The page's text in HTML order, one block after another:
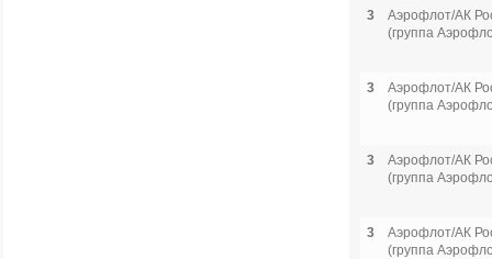
3
Аэрофлот/АК
(группа
3
Аэрофлот/АК
(группа
3
Аэрофлот/АК
(группа
3
Аэрофлот/АК
(группа